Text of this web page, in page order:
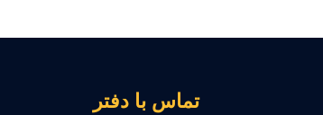
تماس با دفتر